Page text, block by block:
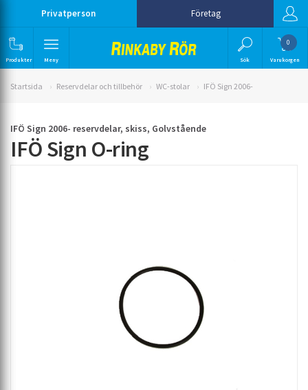
Privatperson Företag
Produkter Meny Sök
0
Varukorgen
Startsida Reservdelar och tillbehör WC-stolar IFÖ Sign 2006-
IFÖ Sign 2006- reservdelar, skiss, Golvstående
IFÖ Sign O-ring